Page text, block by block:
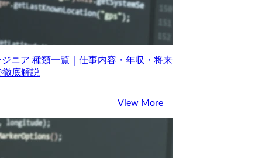
ニア 種類一覧｜仕事内容・年収・将来
底解説
View More